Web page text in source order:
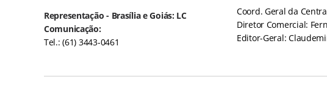
Representação - Brasília e Goiás: LC
Comunicação:
Tel.: (61) 3443-0461
Coord. Geral da
Diretor Comercial:
Editor-Geral: